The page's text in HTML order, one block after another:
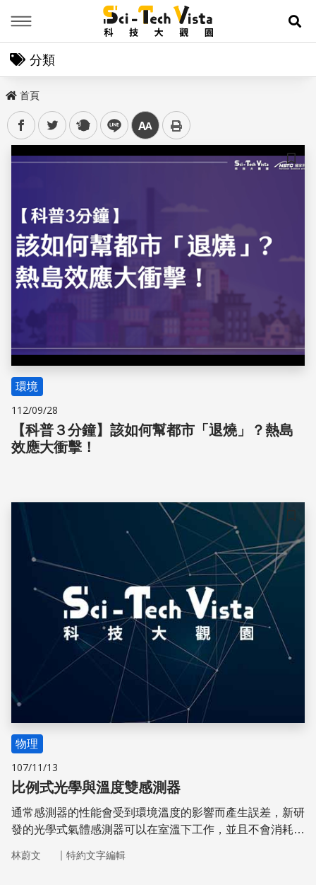
展
分類
首頁
facebooktwitter plurk line 中
儲存
環境
112/09/28
【科普３分鐘】該如何幫都市「退燒」？熱島
效應大衝擊！
儲存
物理
107/11/13
比例式光學與溫度雙感測器
通常感測器的性能會受到環境溫度的影響而產生誤差，新研
發的光學式氣體感測器可以在室溫下工作，並且不會消耗待
監控。
林蔚文 ｜ 特約文字編輯